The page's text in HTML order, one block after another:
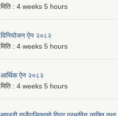
मिति : 4 weeks 5 hours
विनियोजन ऐन २०८२
मिति : 4 weeks 5 hours
आर्थिक ऐन २०८२
मिति : 4 weeks 5 hours